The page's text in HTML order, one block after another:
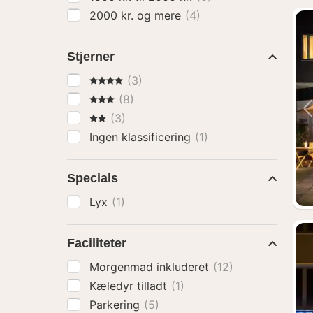
2000 kr. og mere (4)
Stjerner
4 Stjerner
(3)
3 Stjerner
(8)
2 Stjerner
(3)
Ingen klassificering (1)
Specials
Lyx (1)
Faciliteter
Morgenmad inkluderet (12)
Kæledyr tilladt (1)
Parkering (5)